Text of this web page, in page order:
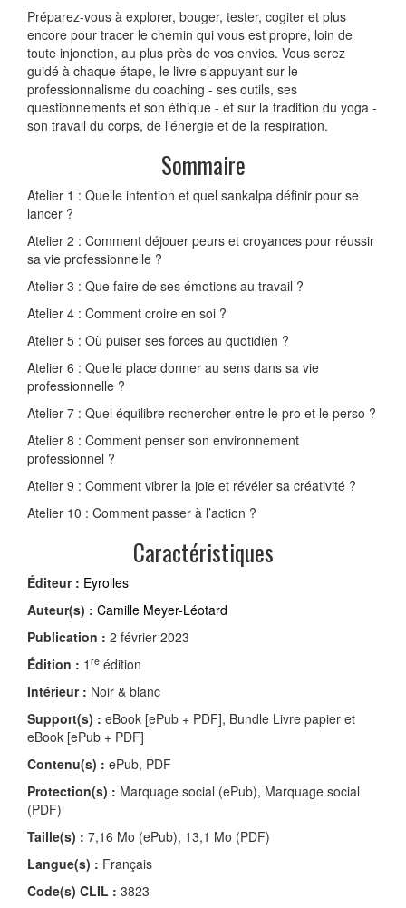
Préparez-vous à explorer, bouger, tester, cogiter et plus
encore pour tracer le chemin qui vous est propre, loin de
toute injonction, au plus près de vos envies. Vous serez
guidé à chaque étape, le livre s’appuyant sur le
professionnalisme du coaching - ses outils, ses
questionnements et son éthique - et sur la tradition du yoga -
son travail du corps, de l’énergie et de la respiration.
Sommaire
Atelier 1 : Quelle intention et quel sankalpa définir pour se
lancer ?
Atelier 2 : Comment déjouer peurs et croyances pour réussir
sa vie professionnelle ?
Atelier 3 : Que faire de ses émotions au travail ?
Atelier 4 : Comment croire en soi ?
Atelier 5 : Où puiser ses forces au quotidien ?
Atelier 6 : Quelle place donner au sens dans sa vie
professionnelle ?
Atelier 7 : Quel équilibre rechercher entre le pro et le perso ?
Atelier 8 : Comment penser son environnement
professionnel ?
Atelier 9 : Comment vibrer la joie et révéler sa créativité ?
Atelier 10 : Comment passer à l’action ?
Caractéristiques
Éditeur : Eyrolles
Auteur(s) : Camille Meyer-Léotard
Publication : 2 février 2023
Édition : 1 re édition
Intérieur : Noir & blanc
Support(s) : eBook [ePub + PDF], Bundle Livre papier et
eBook [ePub + PDF]
Contenu(s) : ePub, PDF
Protection(s) : Marquage social (ePub), Marquage social
(PDF)
Taille(s) : 7,16 Mo (ePub), 13,1 Mo (PDF)
Langue(s) : Français
Code(s) CLIL : 3823